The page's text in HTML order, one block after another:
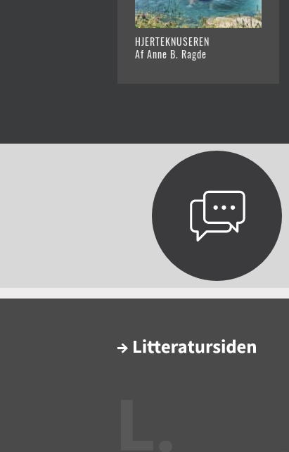
HJERTEKNUSEREN
Af Anne B. Ragde